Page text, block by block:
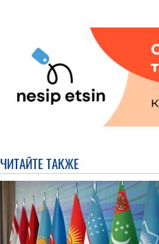
ЧИТАЙТЕ ТАКЖЕ